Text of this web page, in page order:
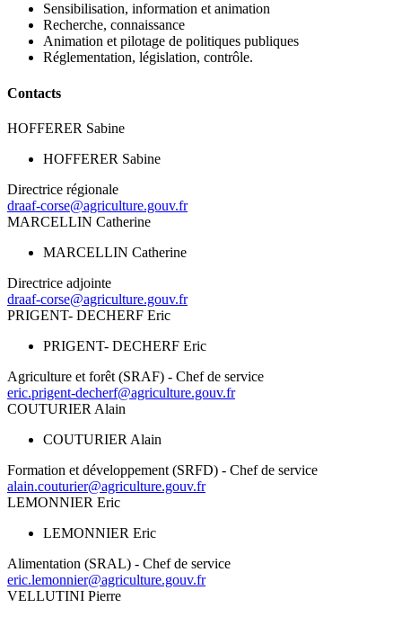
Sensibilisation, information et animation
Recherche, connaissance
Animation et pilotage de politiques publiques
Réglementation, législation, contrôle.
Contacts
HOFFERER Sabine
HOFFERER Sabine
Directrice régionale
draaf-corse@agriculture.gouv.fr
MARCELLIN Catherine
MARCELLIN Catherine
Directrice adjointe
draaf-corse@agriculture.gouv.fr
PRIGENT- DECHERF Eric
PRIGENT- DECHERF Eric
Agriculture et forêt (SRAF) - Chef de service
eric.prigent-decherf@agriculture.gouv.fr
COUTURIER Alain
COUTURIER Alain
Formation et développement (SRFD) - Chef de service
alain.couturier@agriculture.gouv.fr
LEMONNIER Eric
LEMONNIER Eric
Alimentation (SRAL) - Chef de service
eric.lemonnier@agriculture.gouv.fr
VELLUTINI Pierre